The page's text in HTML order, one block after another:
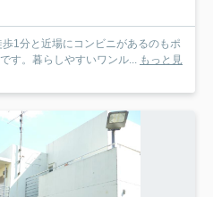
1分と近場にコンビニがあるのもポ
す。暮らしやすいワンル... もっと見